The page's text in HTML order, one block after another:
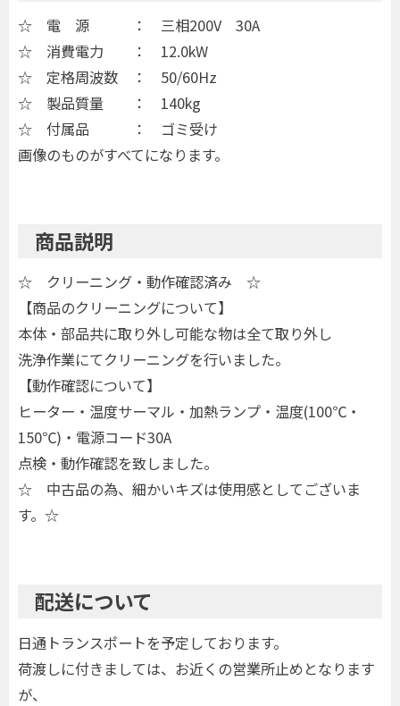
☆ 電 源 ： 三相200V 30A
☆ 消費電力 ： 12.0kW
☆ 定格周波数 ： 50/60Hz
☆ 製品質量 ： 140kg
☆ 付属品 ： ゴミ受け
画像のものがすべてになります。
商品説明
☆ クリーニング・動作確認済み ☆
【商品のクリーニングについて】
本体・部品共に取り外し可能な物は全て取り外し
洗浄作業にてクリーニングを行いました。
【動作確認について】
ヒーター・温度サーマル・加熱ランプ・温度(100℃・
150℃)・電源コード30A
点検・動作確認を致しました。
☆ 中古品の為、細かいキズは使用感としてございま
す。☆
配送について
日通トランスポートを予定しております。
荷渡しに付きましては、お近くの営業所止めとなります
が、